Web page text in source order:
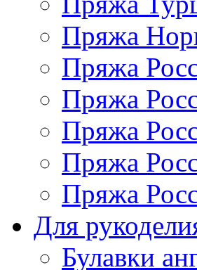
Пряжа
Пряжа
Пряжа
Пряжа
Пряжа
Пряжа
Для
Булавки